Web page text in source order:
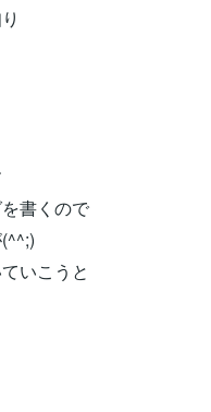
書くので
いこうと